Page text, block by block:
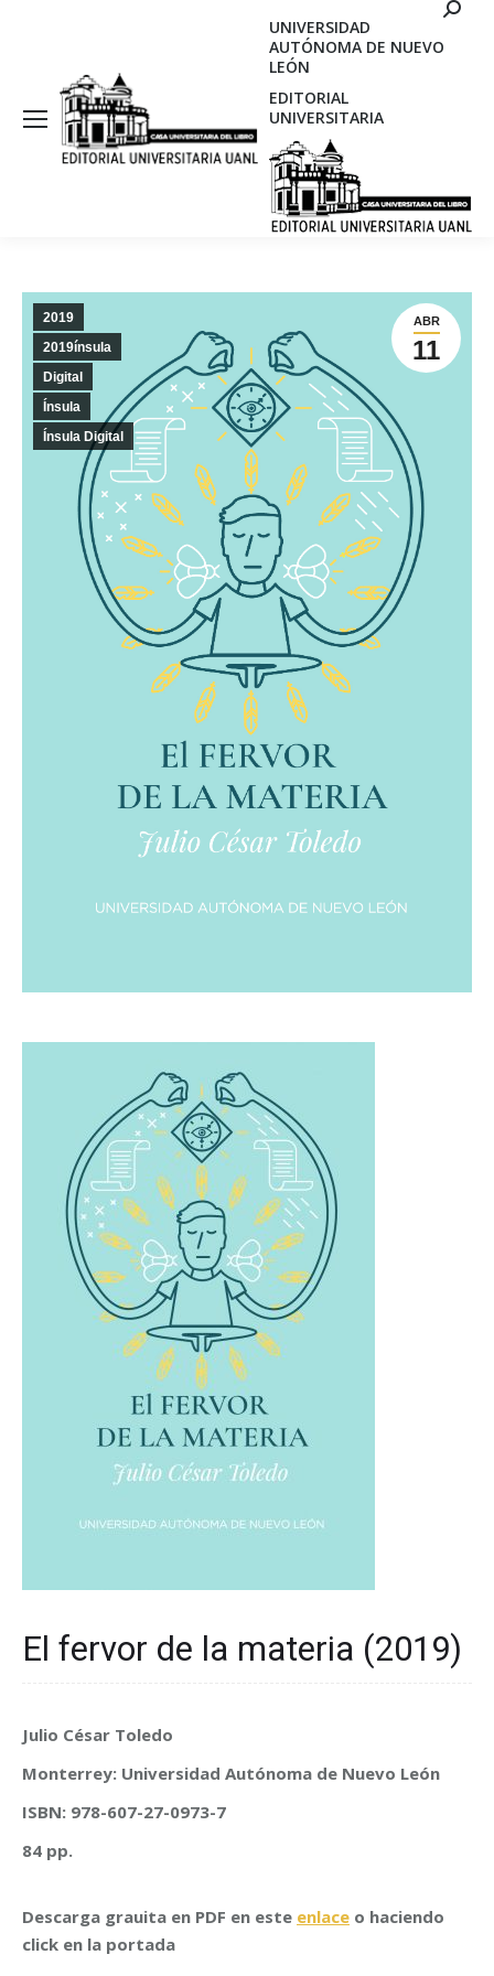
UNIVERSIDAD
AUTÓNOMA DE NUEVO
LEÓN
EDITORIAL
UNIVERSITARIA
ABR
11
2019
2019ínsula
Digital
Ínsula
Ínsula Digital
El fervor de la materia (2019)
Julio César Toledo
Monterrey: Universidad Autónoma de Nuevo León
ISBN: 978-607-27-0973-7
84 pp.
Descarga grauita en PDF en este enlace o haciendo
click en la portada